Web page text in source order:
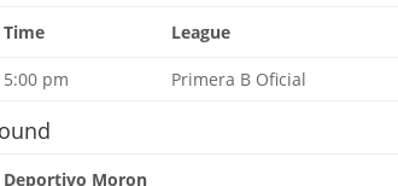
Time League
5:00 pm Primera B Oficial
Deportivo Moron